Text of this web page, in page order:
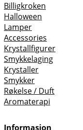
Billigkroken
Halloween
Lamper
Accessories
Krystallfigurer
Smykkelaging
Krystaller
Smykker
Røkelse / Duft
Aromaterapi
Informasjon